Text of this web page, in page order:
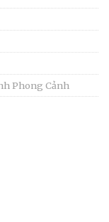
Phong Cảnh